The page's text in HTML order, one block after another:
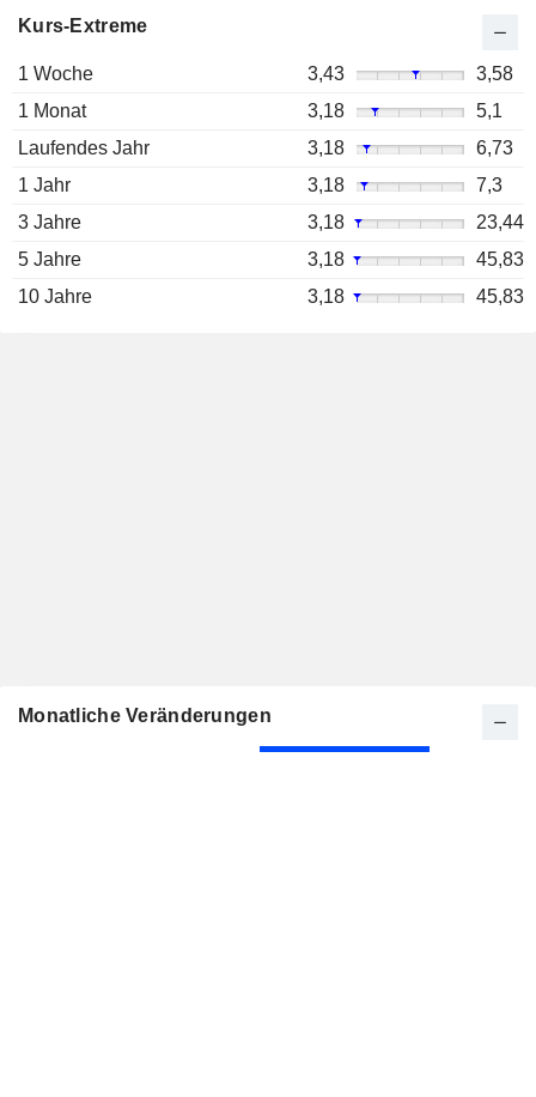
Kurs-Extreme
1 Woche 3,43
3,58
1 Monat
3,18
5,1
Laufendes Jahr
3,18
6,73
1 Jahr
3,18
7,3
3 Jahre
3,18
23,44
5 Jahre
3,18
45,83
10 Jahre
3,18 45,83
Monatliche Veränderungen